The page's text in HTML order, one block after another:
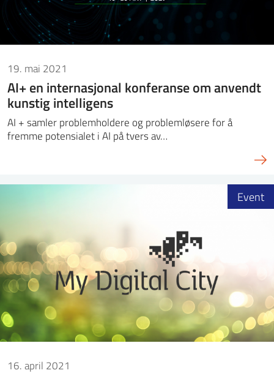
19. mai 2021
AI+ en internasjonal konferanse om anvendt
kunstig intelligens
AI + samler problemholdere og problemløsere for å
fremme potensialet i AI på tvers av…
16. april 2021
Event